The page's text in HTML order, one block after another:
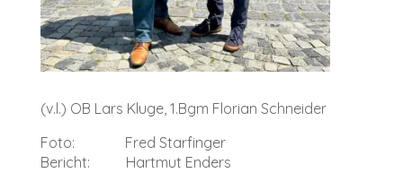
(v.l.) OB Lars Kluge, 1.Bgm Florian Schneider
Foto: Fred Starfinger
Bericht: Hartmut Enders